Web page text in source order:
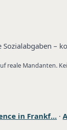
–
reale Mandanten.
in Frankf… ·